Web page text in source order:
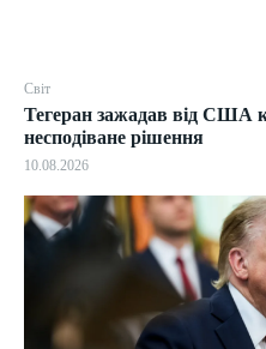
Світ
Тегеран зажадав від США
несподіване рішення
10.08.2026